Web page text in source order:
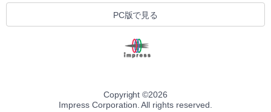
PC版で見る
Copyright ©2026
Impress Corporation. All rights reserved.